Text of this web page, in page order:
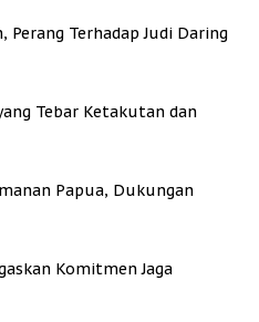
Terhadap Judi Daring
Tebar Ketakutan dan
Papua, Dukungan
Komitmen Jaga